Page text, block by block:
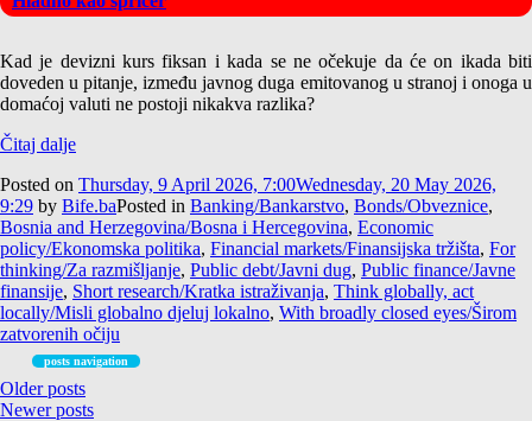
Kad je devizni kurs fiksan i kada se ne očekuje da će on ikada biti
doveden u pitanje, između javnog duga emitovanog u stranoj i onoga u
domaćoj valuti ne postoji nikakva razlika?
Čitaj dalje
Posted on Thursday, 9 April 2026, 7:00Wednesday, 20 May 2026,
9:29 by Bife.baPosted in Banking/Bankarstvo, Bonds/Obveznice,
Bosnia and Herzegovina/Bosna i Hercegovina, Economic
policy/Ekonomska politika, Financial markets/Finansijska tržišta, For
thinking/Za razmišljanje, Public debt/Javni dug, Public finance/Javne
finansije, Short research/Kratka istraživanja, Think globally, act
locally/Misli globalno djeluj lokalno, With broadly closed eyes/Širom
zatvorenih očiju
posts navigation
Older posts
Newer posts